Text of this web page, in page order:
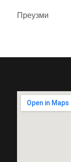
Преузми